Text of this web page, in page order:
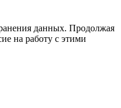
данных. Продолжая
на работу с этими